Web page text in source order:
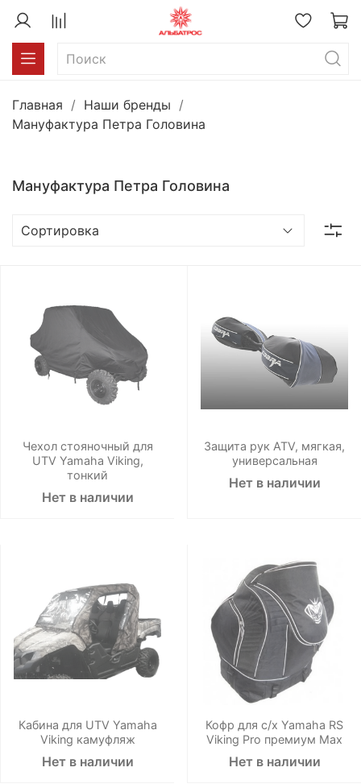
Главная
Наши бренды
Мануфактура Петра Головина
Мануфактура Петра Головина
Чехол стояночный для
UTV Yamaha Viking,
тонкий
Нет в наличии
Защита рук ATV, мягкая,
универсальная
Нет в наличии
Кабина для UTV Yamaha
Viking камуфляж
Нет в наличии
Кофр для с/х Yamaha RS
Viking Pro премиум Max
Нет в наличии